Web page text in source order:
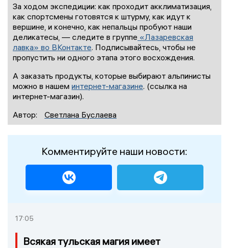
За ходом экспедиции: как проходит акклиматизация,
как спортсмены готовятся к штурму, как идут к
вершине, и конечно, как непальцы пробуют наши
деликатесы, — следите в группе «Лазаревская
лавка» во ВКонтакте. Подписывайтесь, чтобы не
пропустить ни одного этапа этого восхождения.
А заказать продукты, которые выбирают альпинисты
можно в нашем интернет-магазине. (ссылка на
интернет-магазин).
Автор:
Светлана Буслаева
Комментируйте наши новости:
17:05
Всякая тульская магия имеет